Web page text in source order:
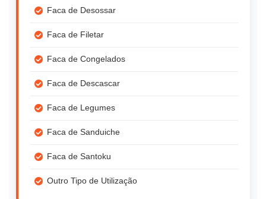
Faca de Desossar
Faca de Filetar
Faca de Congelados
Faca de Descascar
Faca de Legumes
Faca de Sanduiche
Faca de Santoku
Outro Tipo de Utilização